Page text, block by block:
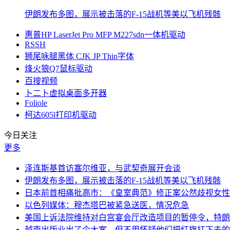
伊朗发布多图，展示被击落的F-15战机等美以飞机残骸
惠普HP LaserJet Pro MFP M227sdn一体机驱动
RSSH
狮尾咏腿黑体 CJK JP Thin字体
烽火狼Q7鼠标驱动
百搜视频
卜二卜虚拟桌面多开器
Foliole
柯达605l打印机驱动
今日关注
更多
泽连斯基首访塞尔维亚，与武契奇展开会谈
伊朗发布多图，展示被击落的F-15战机等美以飞机残骸
日本前首相痛批高市：《皇室典范》修正案公然歧视女性
以色列媒体：穆杰塔巴被紧急送医，情况危急
美国上诉法院维持对白宫宴会厅改造项目的暂停令，特